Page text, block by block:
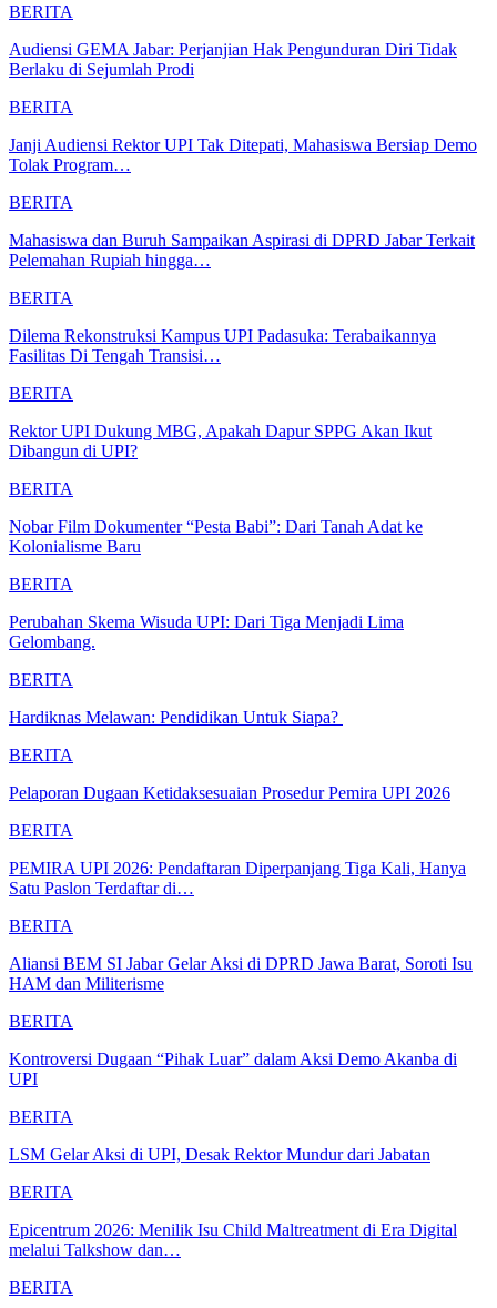
BERITA
Audiensi GEMA Jabar: Perjanjian Hak Pengunduran Diri Tidak
Berlaku di Sejumlah Prodi
BERITA
Janji Audiensi Rektor UPI Tak Ditepati, Mahasiswa Bersiap Demo
Tolak Program…
BERITA
Mahasiswa dan Buruh Sampaikan Aspirasi di DPRD Jabar Terkait
Pelemahan Rupiah hingga…
BERITA
Dilema Rekonstruksi Kampus UPI Padasuka: Terabaikannya
Fasilitas Di Tengah Transisi…
BERITA
Rektor UPI Dukung MBG, Apakah Dapur SPPG Akan Ikut
Dibangun di UPI?
BERITA
Nobar Film Dokumenter “Pesta Babi”: Dari Tanah Adat ke
Kolonialisme Baru
BERITA
Perubahan Skema Wisuda UPI: Dari Tiga Menjadi Lima
Gelombang.
BERITA
Hardiknas Melawan: Pendidikan Untuk Siapa?
BERITA
Pelaporan Dugaan Ketidaksesuaian Prosedur Pemira UPI 2026
BERITA
PEMIRA UPI 2026: Pendaftaran Diperpanjang Tiga Kali, Hanya
Satu Paslon Terdaftar di…
BERITA
Aliansi BEM SI Jabar Gelar Aksi di DPRD Jawa Barat, Soroti Isu
HAM dan Militerisme
BERITA
Kontroversi Dugaan “Pihak Luar” dalam Aksi Demo Akanba di
UPI
BERITA
LSM Gelar Aksi di UPI, Desak Rektor Mundur dari Jabatan
BERITA
Epicentrum 2026: Menilik Isu Child Maltreatment di Era Digital
melalui Talkshow dan…
BERITA